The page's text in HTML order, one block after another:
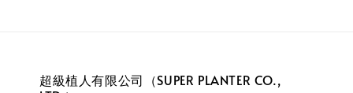
超級植人有限公司（SUPER PLANTER CO.,